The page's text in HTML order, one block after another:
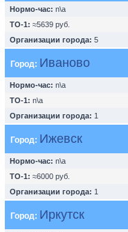
Нормо-час: n\a
ТО-1: ≈5639 руб.
Организации города: 5
Город: Иваново
Нормо-час: n\a
ТО-1: n\a
Организации города: 1
Город: Ижевск
Нормо-час: n\a
ТО-1: ≈6000 руб.
Организации города: 1
Город: Иркутск